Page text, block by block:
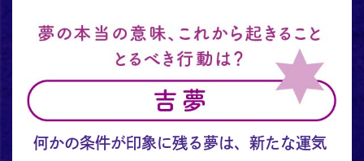
何かの条件が印象に残る夢は、新たな運気